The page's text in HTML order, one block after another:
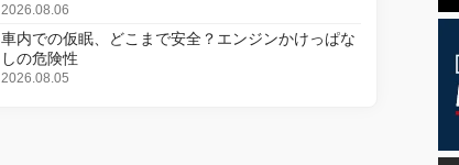
2026.08.06
車内での仮眠、どこまで安全？エンジンかけっぱな
しの危険性
2026.08.05